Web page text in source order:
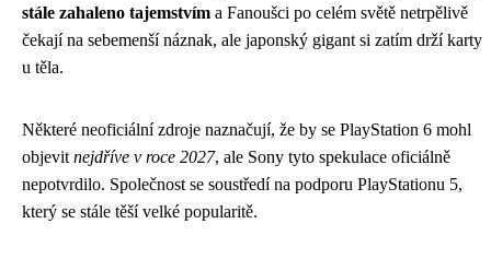
stále zahaleno tajemstvím a Fanoušci po celém světě netrpělivě
čekají na sebemenší náznak, ale japonský gigant si zatím drží karty
u těla.
Některé neoficiální zdroje naznačují, že by se PlayStation 6 mohl
objevit nejdříve v roce 2027, ale Sony tyto spekulace oficiálně
nepotvrdilo. Společnost se soustředí na podporu PlayStationu 5,
který se stále těší velké popularitě.